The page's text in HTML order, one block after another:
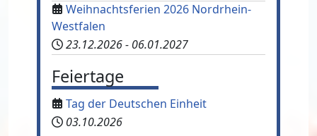
Weihnachtsferien 2026 Nordrhein-
Westfalen
23.12.2026- 06.01.2027
Feiertage
Tag der Deutschen Einheit
03.10.2026